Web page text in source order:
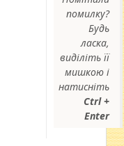
помилку?
Будь
ласка,
виділіть її
мишкою і
натисніть
Ctrl +
Enter